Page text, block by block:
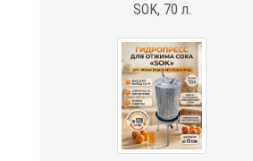
SOK, 70 л.